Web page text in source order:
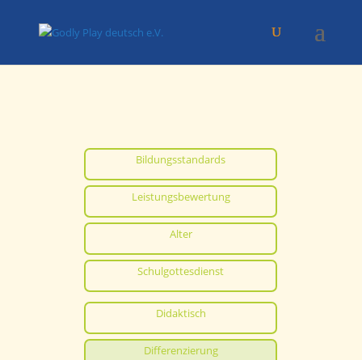
Bildungsstandards
Leistungsbewertung
Alter
Schulgottesdienst
Didaktisch
Differenzierung